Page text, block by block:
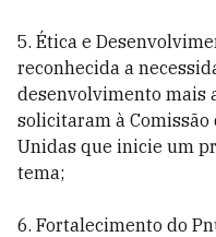
5. Ética e
reconhecida a
desenvolvimento mais
solicitaram à Comissão
Unidas que inicie um
tema;
6. Fortalecimento do